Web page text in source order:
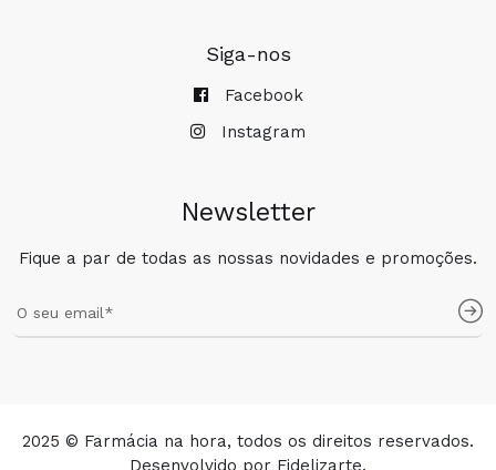
Siga-nos
Facebook
Instagram
Newsletter
Fique a par de todas as nossas novidades e promoções.
2025 © Farmácia na hora, todos os direitos reservados.
Desenvolvido por Fidelizarte.